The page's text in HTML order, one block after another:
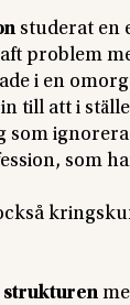
studerat en
problem
i en
till att i
som
som
strukturen